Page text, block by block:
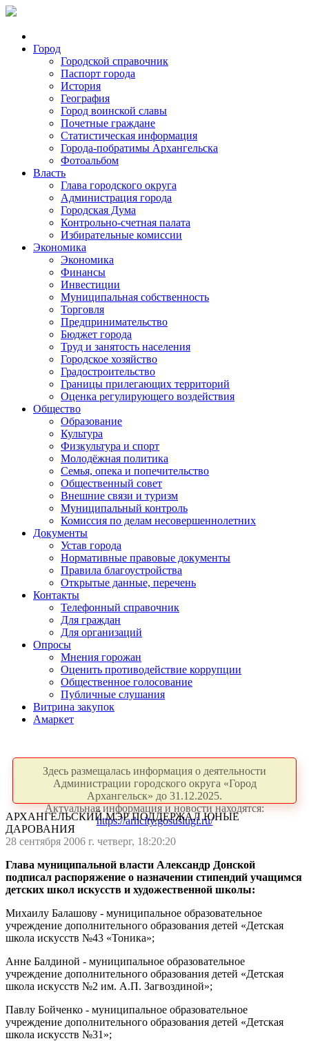
Город
Городской справочник
Паспорт города
История
География
Город воинской славы
Почетные граждане
Статистическая информация
Города-побратимы Архангельска
Фотоальбом
Власть
Глава городского округа
Администрация города
Городская Дума
Контрольно-счетная палата
Избирательные комиссии
Экономика
Экономика
Финансы
Инвестиции
Муниципальная собственность
Торговля
Предпринимательство
Бюджет города
Труд и занятость населения
Городское хозяйство
Градостроительство
Границы прилегающих территорий
Оценка регулирующего воздействия
Общество
Образование
Культура
Физкультура и спорт
Молодёжная политика
Семья, опека и попечительство
Общественный совет
Внешние связи и туризм
Муниципальный контроль
Комиссия по делам несовершеннолетних
Документы
Устав города
Нормативные правовые документы
Правила благоустройства
Открытые данные, перечень
Контакты
Телефонный справочник
Для граждан
Для организаций
Опросы
Мнения горожан
Оценить противодействие коррупции
Общественное голосование
Публичные слушания
Витрина закупок
Амаркет
Здесь размещалась информация о деятельности
Администрации городского округа «Город
Архангельск» до 31.12.2025.
Актуальная информация и новости находятся:
https://arhcity.gosuslugi.ru/
АРХАНГЕЛЬСКИЙ МЭР ПОДДЕРЖАЛ ЮНЫЕ
ДАРОВАНИЯ
28 сентября 2006 г. четверг, 18:20:20
Глава муниципальной власти Александр Донской
подписал распоряжение о назначении стипендий учащимся
детских школ искусств и художественной школы:
Михаилу Балашову - муниципальное образовательное
учреждение дополнительного образования детей «Детская
школа искусств №43 «Тоника»;
Анне Балдиной - муниципальное образовательное
учреждение дополнительного образования детей «Детская
школа искусств №2 им. А.П. Загвоздиной»;
Павлу Бойченко - муниципальное образовательное
учреждение дополнительного образования детей «Детская
школа искусств №31»;